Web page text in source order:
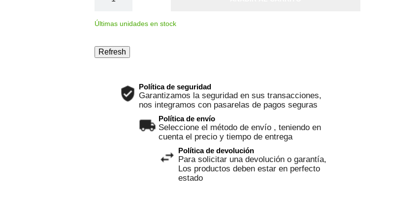
Últimas unidades en stock
Política de seguridad
Garantizamos la seguridad en sus transacciones,
nos integramos con pasarelas de pagos seguras
Política de envío
Seleccione el método de envío , teniendo en
cuenta el precio y tiempo de entrega
Política de devolución
Para solicitar una devolución o garantía,
Los productos deben estar en perfecto
estado